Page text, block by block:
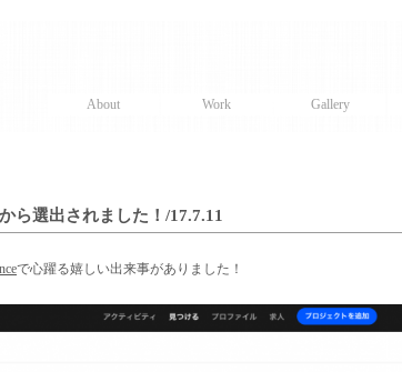
About Work Gallery
ら選出されました！/17.7.11
で心躍る嬉しい出来事がありました！